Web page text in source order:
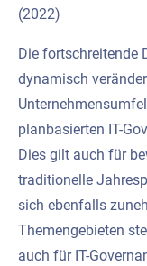
(2022)
Die fortschreitende
dynamisch
planbasierten IT-
Dies gilt auch für
traditionelle
sich ebenfalls
Themengebieten
auch für IT-